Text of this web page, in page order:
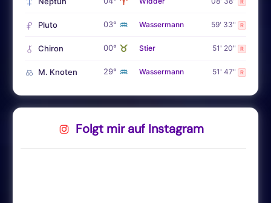
R
Pluto 03° ♒ Wassermann 59' 33" R
Chiron 00° ♉ Stier 51' 20" R
M. Knoten 29° ♒ Wassermann 51' 47" R
Folgt mir auf Instagram